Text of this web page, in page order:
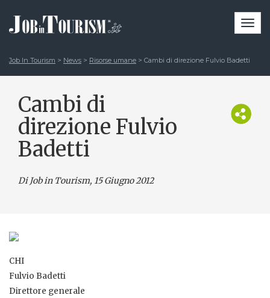
Job In Tourism > News > Risorse umane > Cambi di direzione Fulvio Badetti
Cambi di
direzione Fulvio
Badetti
Di Job in Tourism, 15 Giugno 2012
CHI
Fulvio Badetti
Direttore generale